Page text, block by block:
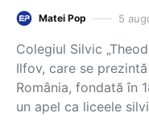
Matei Pop 5
Colegiul Silvic
Ilfov, care se
România, fondată în
un apel ca liceele